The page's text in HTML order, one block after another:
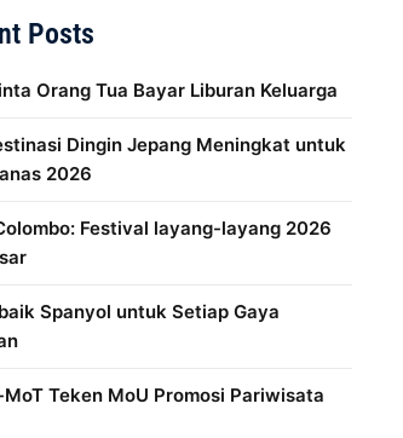
Posts
Orang Tua Bayar Liburan Keluarga
Dingin Jepang Meningkat untuk
2026
Festival layang-layang 2026
Spanyol untuk Setiap Gaya
Teken MoU Promosi Pariwisata